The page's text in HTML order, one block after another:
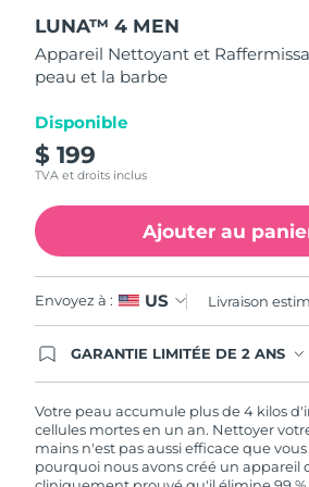
of
5
stars,
average
value.
Read
12
Reviews.
Same
link.
LUNA™ 4 MEN
Appareil Nettoyant et
peau et la barbe
Disponible
$ 199
TVA et droits inclus
Ajouter au
Envoyez à : US Livraison
GARANTIE LIMITÉE DE 2 ANS
FOREO. Cela signifie que si vous
problèmes avec votre appareil
de garantie limitée, FOREO vous
dernier gratuitement.
Votre peau accumule plus de 4 kilos
cellules mortes en un an. Nettoyer
mains n'est pas aussi efficace que
pourquoi nous avons créé un appareil
Turquie
Émirats arabes unis
Royaume-Uni
Ouzbékistan
Viêt Nam